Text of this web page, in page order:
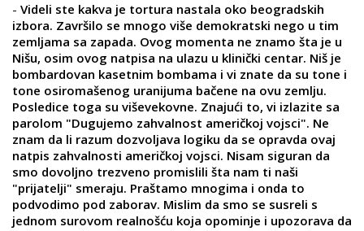
- Videli ste kakva je tortura nastala oko beogradskih
izbora. Završilo se mnogo više demokratski nego u tim
zemljama sa zapada. Ovog momenta ne znamo šta je u
Nišu, osim ovog natpisa na ulazu u klinički centar. Niš je
bombardovan kasetnim bombama i vi znate da su tone i
tone osiromašenog uranijuma bačene na ovu zemlju.
Posledice toga su viševekovne. Znajući to, vi izlazite sa
parolom "Dugujemo zahvalnost američkoj vojsci". Ne
znam da li razum dozvoljava logiku da se opravda ovaj
natpis zahvalnosti američkoj vojsci. Nisam siguran da
smo dovoljno trezveno promislili šta nam ti naši
"prijatelji" smeraju. Praštamo mnogima i onda to
podvodimo pod zaborav. Mislim da smo se susreli s
jednom surovom realnošću koja opominje i upozorava da